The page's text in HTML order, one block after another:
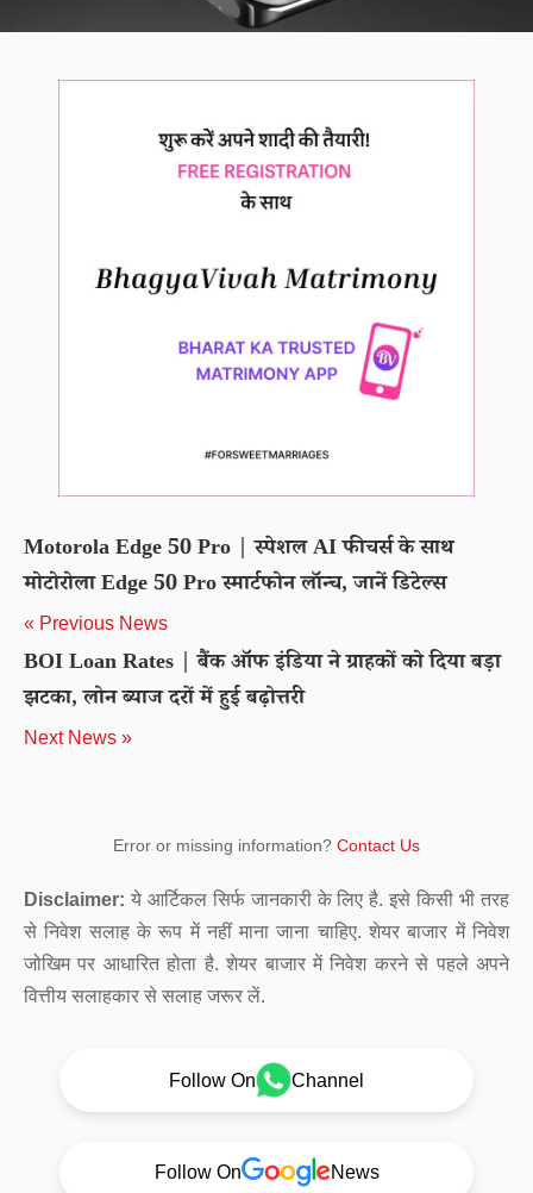
Motorola Edge 50 Pro | स्पेशल AI फीचर्स के साथ
मोटोरोला Edge 50 Pro स्मार्टफोन लॉन्च, जानें डिटेल्स
« Previous News
BOI Loan Rates | बैंक ऑफ इंडिया ने ग्राहकों को दिया बड़ा
झटका, लोन ब्याज दरों में हुई बढ़ोत्तरी
Next News »
Error or missing information? Contact Us
Disclaimer: ये आर्टिकल सिर्फ जानकारी के लिए है. इसे किसी भी तरह
से निवेश सलाह के रूप में नहीं माना जाना चाहिए. शेयर बाजार में निवेश
जोखिम पर आधारित होता है. शेयर बाजार में निवेश करने से पहले अपने
वित्तीय सलाहकार से सलाह जरूर लें.
Follow On Channel
Follow On News